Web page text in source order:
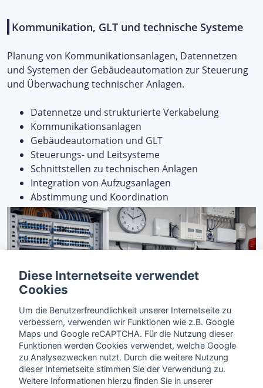
Kommunikation, GLT und technische Systeme
Planung von Kommunikationsanlagen, Datennetzen
und Systemen der Gebäudeautomation zur Steuerung
und Überwachung technischer Anlagen.
Datennetze und strukturierte Verkabelung
Kommunikationsanlagen
Gebäudeautomation und GLT
Steuerungs- und Leitsysteme
Schnittstellen zu technischen Anlagen
Integration von Aufzugsanlagen
Abstimmung und Koordination
Diese Internetseite verwendet
Cookies
Um die Benutzerfreundlichkeit unserer Internetseite zu
verbessern, verwenden wir Funktionen wie z.B. Google
Maps und Google reCAPTCHA. Für die Nutzung dieser
Funktionen werden Cookies verwendet, welche Google
zu Analysezwecken nutzt. Durch die weitere Nutzung
dieser Internetseite stimmen Sie der Verwendung zu.
Weitere Informationen hierzu finden Sie in unserer